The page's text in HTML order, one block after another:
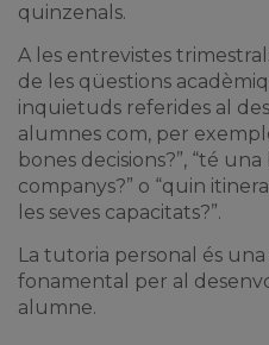
quinzenals.
A les entrevistes
de les qüestions
inquietuds referides al
alumnes com, per
bones decisions?”, “té
companys?” o “quin
les seves capacitats?”.
La tutoria personal és
fonamental per al
alumne.